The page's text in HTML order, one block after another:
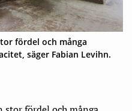
fördel och många
säger Fabian Levihn.